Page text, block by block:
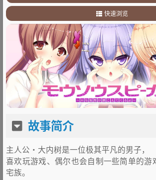
1.故事简介
2.其他
快速浏览
1.故事简介
其他
故事简介
主人公・大内树是一位极其平凡的男子，
喜欢玩游戏、偶尔也会自制一些简单的游
宅族。